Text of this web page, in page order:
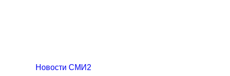
Новости СМИ2